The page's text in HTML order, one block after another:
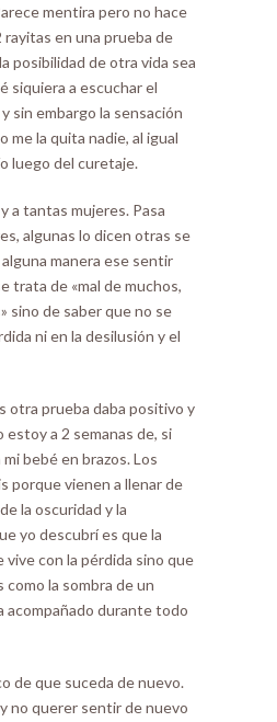
mentira pero no hace
en una prueba de
posibilidad de otra vida sea
siquiera a escuchar el
sin embargo la sensación
me la quita nadie, al igual
luego del curetaje.
a tantas mujeres. Pasa
algunas lo dicen otras se
manera ese sentir
trata de «mal de muchos,
sino de saber que no se
ni en la desilusión y el
otra prueba daba positivo y
estoy a 2 semanas de, si
bebé en brazos. Los
porque vienen a llenar de
la oscuridad y la
yo descubrí es que la
con la pérdida sino que
como la sombra de un
acompañado durante todo
de que suceda de nuevo.
no querer sentir de nuevo